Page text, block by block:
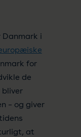
i
for
de
bliver
– og giver
at